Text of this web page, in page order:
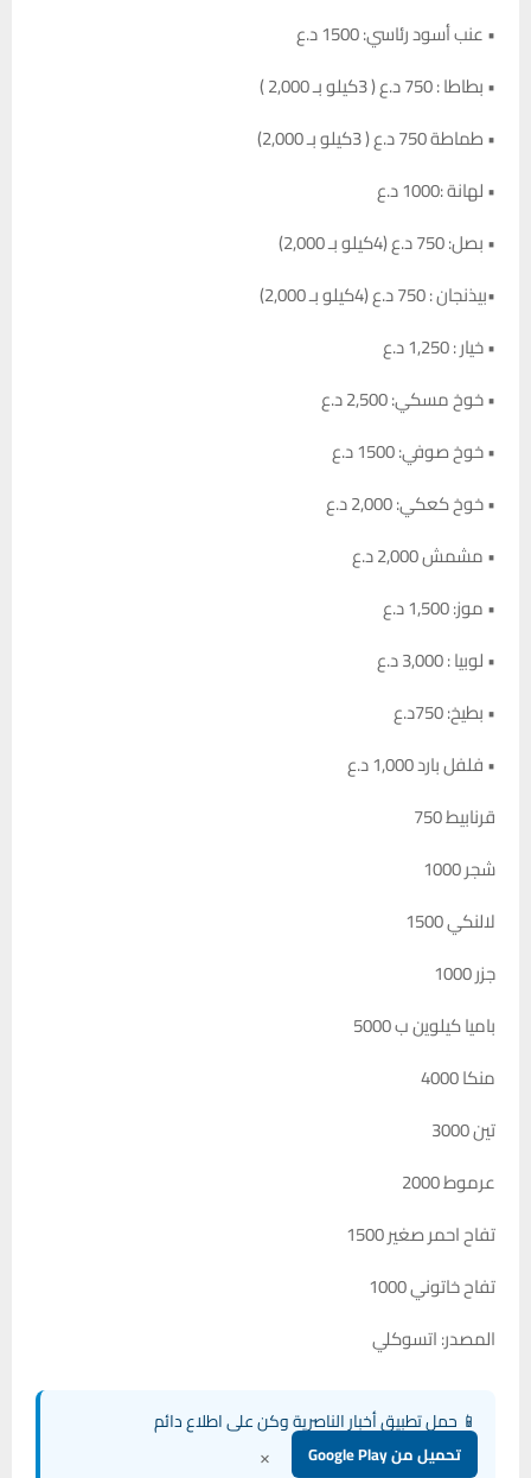
• عنب أسود رئاسي: 1500 د.ع
• بطاطا : 750 د.ع ( 3كيلو بـ 2,000 )
• طماطة 750 د.ع ( 3كيلو بـ 2,000)
• لهانة :1000 د.ع
• بصل: 750 د.ع (4كيلو بـ 2,000)
•بيذنجان : 750 د.ع (4كيلو بـ 2,000)
• خيار : 1,250 د.ع
• خوخ مسكي: 2,500 د.ع
• خوخ صوفي: 1500 د.ع
• خوخ كعكي: 2,000 د.ع
• مشمش 2,000 د.ع
• موز: 1,500 د.ع
• لوبيا : 3,000 د.ع
• بطيخ: 750د.ع
• فلفل بارد 1,000 د.ع
قرنابيط 750
شجر 1000
لالنكي 1500
جزر 1000
باميا كيلوين ب 5000
منكا 4000
تين 3000
عرموط 2000
تفاح احمر صغير 1500
تفاح خاتوني 1000
المصدر: اتسوكلي
📱 حمل تطبيق أخبار الناصرية وكن على اطلاع دائم
تحميل من Google Play ×